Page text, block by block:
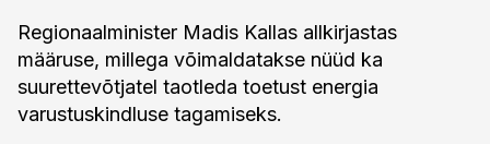
Regionaalminister Madis Kallas allkirjastas
määruse, millega võimaldatakse nüüd ka
suurettevõtjatel taotleda toetust energia
varustuskindluse tagamiseks.